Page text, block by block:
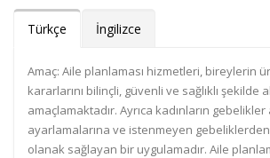
Türkçe İngilizce
Amaç: Aile planlaması hizmetleri, bireylerin
kararlarını bilinçli, güvenli ve sağlıklı şekilde
amaçlamaktadır. Ayrıca kadınların
ayarlamalarına ve istenmeyen
olanak sağlayan bir uygulamadır. Aile